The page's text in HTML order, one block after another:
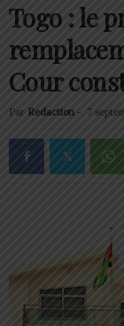
Togo : le
Cour
Par Redaction - 7